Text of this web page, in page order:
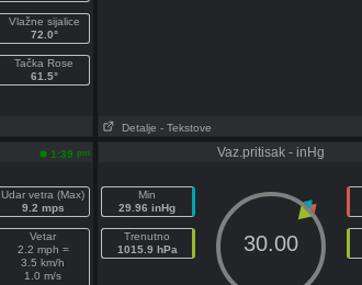
Vlažne sijalice
72.0°
Tačka Rose
61.5°
Detalje - Tekstove
1:39 pm
Udar vetra (Max)
9.2 mps
Vetar
2.2 mph =
3.5 km/h
1.0 m/s
Vaz.pritisak - inHg
Min
29.96 inHg
Trenutno
1015.9 hPa
30.00